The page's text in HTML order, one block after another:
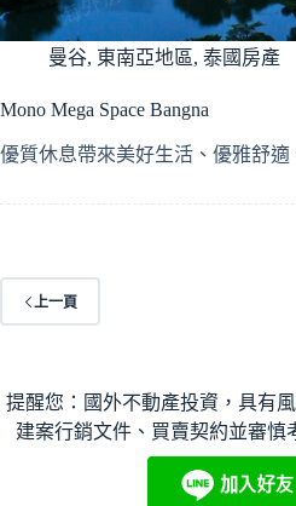
曼谷, 東南亞地區, 泰國房產
Mono Mega Space Bangna
優質休息帶來美好生活、優雅舒
上一頁
提醒您：國外不動產投資，具有
建案行銷文件、買賣契約並審慎